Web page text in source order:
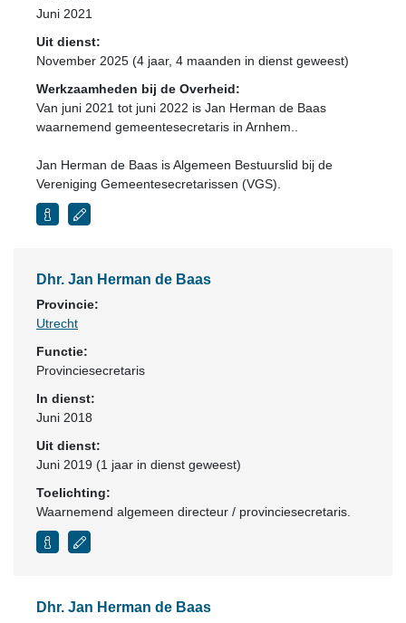
Juni 2021
Uit dienst:
November 2025 (4 jaar, 4 maanden in dienst geweest)
Werkzaamheden bij de Overheid:
Van juni 2021 tot juni 2022 is Jan Herman de Baas
waarnemend gemeentesecretaris in Arnhem..
Jan Herman de Baas is Algemeen Bestuurslid bij de
Vereniging Gemeentesecretarissen (VGS).
Dhr. Jan Herman de Baas
Provincie:
Utrecht
Functie:
Provinciesecretaris
In dienst:
Juni 2018
Uit dienst:
Juni 2019 (1 jaar in dienst geweest)
Toelichting:
Waarnemend algemeen directeur / provinciesecretaris.
Dhr. Jan Herman de Baas